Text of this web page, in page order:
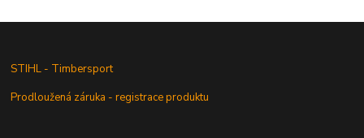
STIHL - Timbersport
Prodloužená záruka - registrace produktu